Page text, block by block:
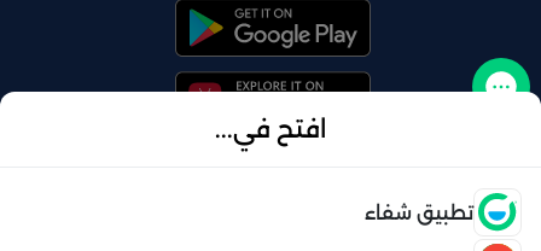
افتح في...
تطبيق شفاء © 2026 شفاء . كل الحقوق محفوظة
تواصل معنا